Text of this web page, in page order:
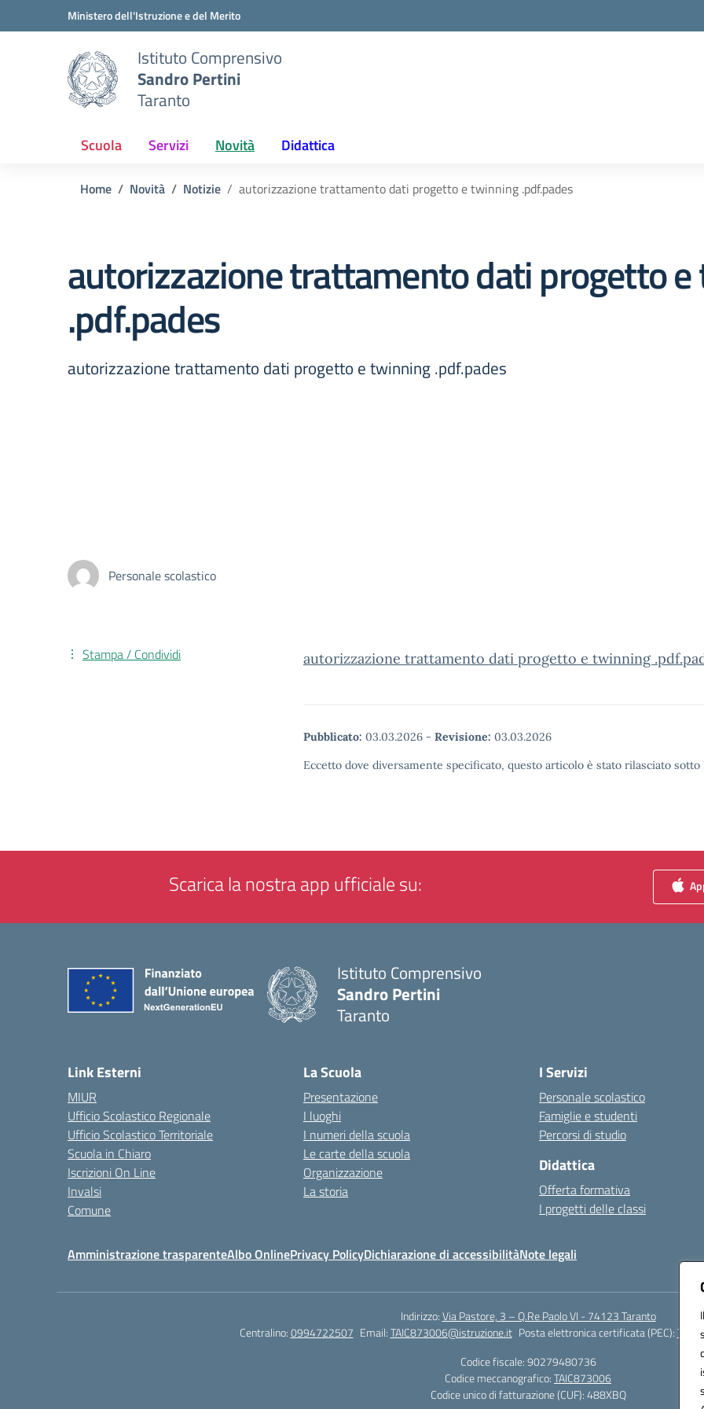
Vai ai contenuti
Vai al menu di navigazioneMinistero dell'Istruzione e del Merito
Istituto Comprensivo
Sandro Pertini
Taranto
Scuola Servizi Novità Didattica
Home Novità Notizie autorizzazione trattamento dati progetto e twinning .pdf.pades
autorizzazione trattamento dati progetto
.pdf.pades
autorizzazione trattamento dati progetto e twinning .pdf.pades
Personale scolastico
autorizzazione trattamento dati progetto e twinning
Pubblicato: 03.03.2026 - Revisione: 03.03.2026
Eccetto dove diversamente specificato, questo articolo è stato rilasciato
Stampa / Condividi
Scarica la nostra app ufficiale su:
Istituto Comprensivo
Sandro Pertini
Taranto
Link Esterni
MIUR
Ufficio Scolastico Regionale
Ufficio Scolastico Territoriale
Scuola in Chiaro
Iscrizioni On Line
Invalsi
Comune
La Scuola
Presentazione
I luoghi
I numeri della scuola
Le carte della scuola
Organizzazione
La storia
I Servizi
Personale scolastico
Famiglie e studenti
Percorsi di studio
Didattica
Offerta formativa
I progetti delle classi
Amministrazione trasparenteAlbo OnlinePrivacy PolicyDichiarazione di accessibilitàNote legali
Indirizzo:Via Pastore, 3 – Q.Re Paolo VI - 74123 Taranto
Centralino:0994722507 Email:TAIC873006@istruzione.it Posta elettronica certificata (PEC):
Codice fiscale: 90279480736
Codice meccanografico:TAIC873006
Codice unico di fatturazione (CUF): 488XBQ